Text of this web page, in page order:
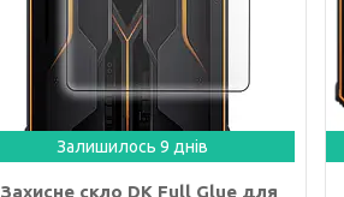
Залишилось 9 днів
Захисне скло DK Full Glue для